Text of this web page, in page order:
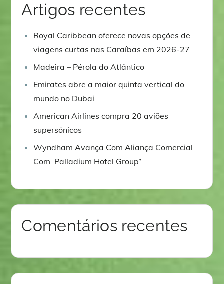
Artigos recentes
Royal Caribbean oferece novas opções de
viagens curtas nas Caraíbas em 2026-27
Madeira – Pérola do Atlântico
Emirates abre a maior quinta vertical do
mundo no Dubai
American Airlines compra 20 aviões
supersónicos
Wyndham Avança Com Aliança Comercial
Com Palladium Hotel Group”
Comentários recentes